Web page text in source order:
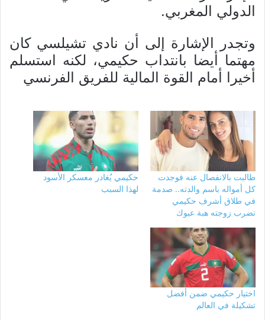
الدولي المغربي.
وتجدر الإشارة إلى أن نادي تشيلسي كان
مهتما أيضا بانتداب حكيمي، لكنه استسلم
أخيرا أمام القوة المالية للفريق الفرنسي
طالبت بالانفصال عنه فوجدت
كل أمواله باسم والدته.. صدمة
في طلاق أشرف حكيمي
تضرب زوجته هبة عبوك
حكيمي يُغادر معسكر الأسود
لهذا السبب
اختيار حكيمي ضمن أفضل
تشكيلة في العالم